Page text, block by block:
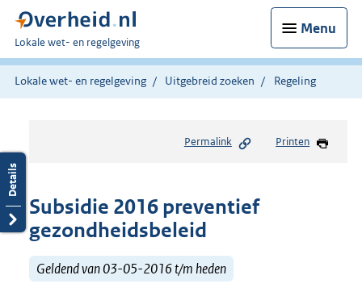
Menu
U
bent
hier:
Lokale wet- en regelgeving
Lokale wet- en regelgeving Uitgebreid zoeken Regeling
Permalink Printen
Subsidie 2016 preventief
gezondheidsbeleid
Geldend van 03-05-2016 t/m heden